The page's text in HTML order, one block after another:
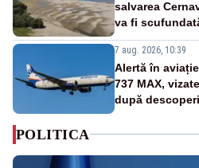
salvarea
va fi
7 aug. 2026, 10:39
Alertă în
737 MAX,
după
POLITICA